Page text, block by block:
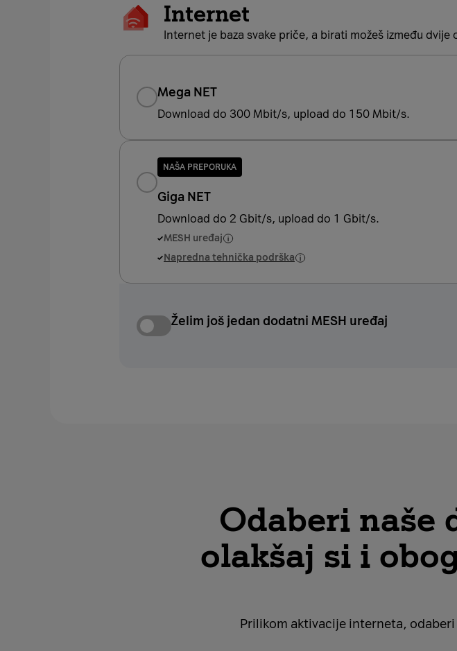
Internet
Internet je baza svake priče, a birati možeš između dvije
Mega NET
Download do 300 Mbit/s, upload do 150 Mbit/s.
NAŠA PREPORUKA
Giga NET
Download do 2 Gbit/s, upload do 1 Gbit/s.
MESH uređaj
Napredna tehnička podrška
Želim još jedan dodatni MESH uređaj
Odaberi naše
olakšaj si i
Prilikom aktivacije interneta,